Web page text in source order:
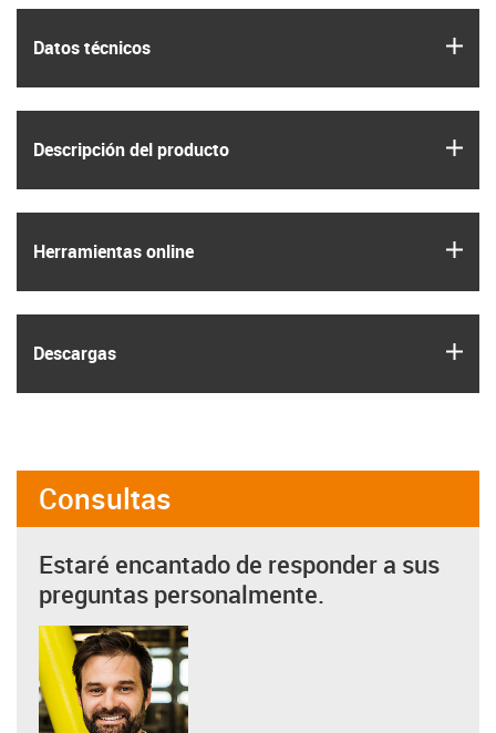
Datos técnicos
Descripción del producto
Herramientas online
Descargas
Consultas
Estaré encantado de responder a sus
preguntas personalmente.